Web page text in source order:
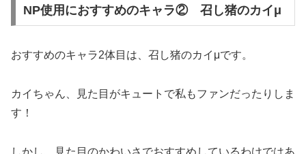
NP使用におすすめのキャラ② 召し猪のカイμ
おすすめのキャラ2体目は、召し猪のカイμです。
カイちゃん、見た目がキュートで私もファンだったりしま
す！
しかし、見た目のかわいさでおすすめしているわけではあ